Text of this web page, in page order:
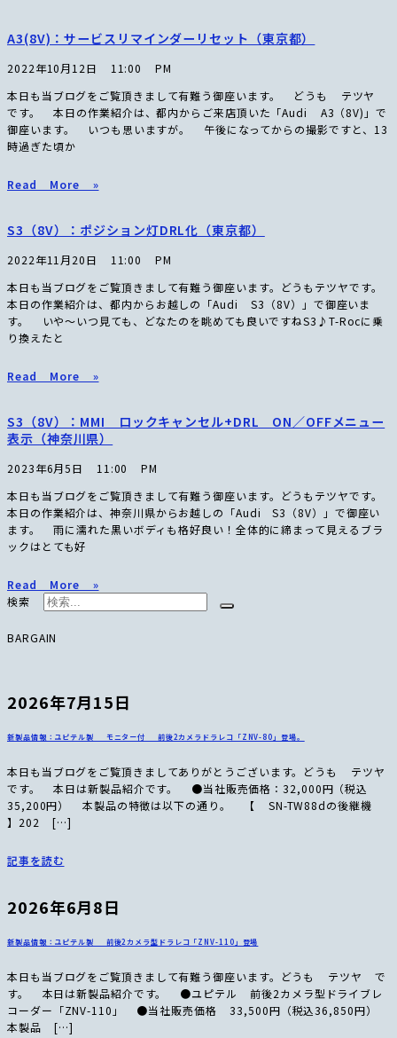
A3(8V)：サービスリマインダーリセット（東京都）
2022年10月12日 11:00 PM
本日も当ブログをご覧頂きまして有難う御座います。 どうも テツヤ
です。 本日の作業紹介は、都内からご来店頂いた「Audi A3（8V)」で
御座います。 いつも思いますが。 午後になってからの撮影ですと、13
時過ぎた頃か
Read More »
S3（8V）：ポジション灯DRL化（東京都）
2022年11月20日 11:00 PM
本日も当ブログをご覧頂きまして有難う御座います。どうもテツヤです。
本日の作業紹介は、都内からお越しの「Audi S3（8V）」で御座いま
す。 いや〜いつ見ても、どなたのを眺めても良いですねS3♪T-Rocに乗
り換えたと
Read More »
S3（8V）：MMI ロックキャンセル+DRL ON／OFFメニュー
表示（神奈川県）
2023年6月5日 11:00 PM
本日も当ブログをご覧頂きまして有難う御座います。どうもテツヤです。
本日の作業紹介は、神奈川県からお越しの「Audi S3（8V）」で御座い
ます。 雨に濡れた黒いボディも格好良い！全体的に締まって見えるブラ
ックはとても好
Read More »
検索
BARGAIN
2026年7月15日
新製品情報：ユピテル製 モニター付 前後2カメラドラレコ「ZNV-80」登場。
本日も当ブログをご覧頂きましてありがとうございます。どうも テツヤ
です。 本日は新製品紹介です。 ●当社販売価格：32,000円（税込
35,200円） 本製品の特徴は以下の通り。 【 SN-TW88dの後継機
】202 […]
記事を読む
2026年6月8日
新製品情報：ユピテル製 前後2カメラ型ドラレコ「ZNV-110」登場
本日も当ブログをご覧頂きまして有難う御座います。どうも テツヤ で
す。 本日は新製品紹介です。 ●ユピテル 前後2カメラ型ドライブレ
コーダー「ZNV-110」 ●当社販売価格 33,500円（税込36,850円）
本製品 […]